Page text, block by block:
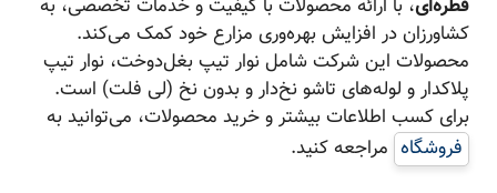
قطره‌ای، با ارائه محصولات با کیفیت و خدمات تخصصی، به
کشاورزان در افزایش بهره‌وری مزارع خود کمک می‌کند.
محصولات این شرکت شامل نوار تیپ بغل‌دوخت، نوار تیپ
پلاکدار و لوله‌های تاشو نخ‌دار و بدون نخ (لی فلت) است.
برای کسب اطلاعات بیشتر و خرید محصولات، می‌توانید به
فروشگاه مراجعه کنید.